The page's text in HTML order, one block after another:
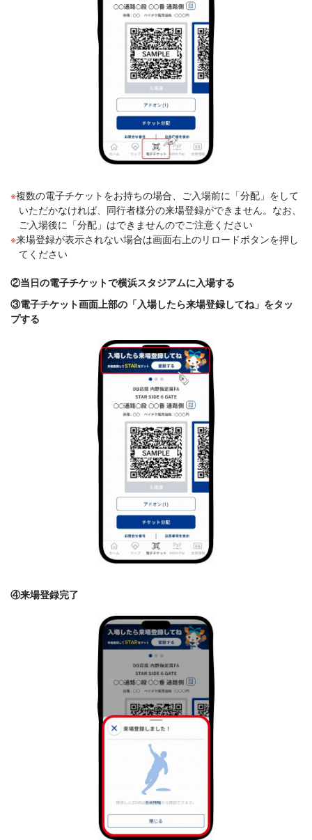
複数の電子チケットをお持ちの場合、ご入場前に「分配」をして
いただかなければ、同行者様分の来場登録ができません。なお、
ご入場後に「分配」はできませんのでご注意ください
来場登録が表示されない場合は画面右上のリロードボタンを押し
てください
②当日の電子チケットで横浜スタジアムに入場する
③電子チケット画面上部の「入場したら来場登録してね」をタッ
プする
④来場登録完了